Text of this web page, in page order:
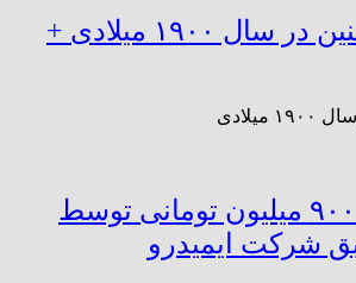
حرم امیرالمؤمنین در سال ۱۹۰۰ میلادی +
دریافت رشوه ۹۰۰ میلیون تومانی توسط
شرکت ایمیدرو